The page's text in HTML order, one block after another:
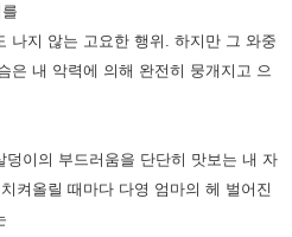
나지 않는 고요한 행위. 하지만 그 와중
은 내 악력에 의해 완전히 뭉개지고 으
이의 부드러움을 단단히 맛보는 내 자
켜올릴 때마다 다영 엄마의 헤 벌어진